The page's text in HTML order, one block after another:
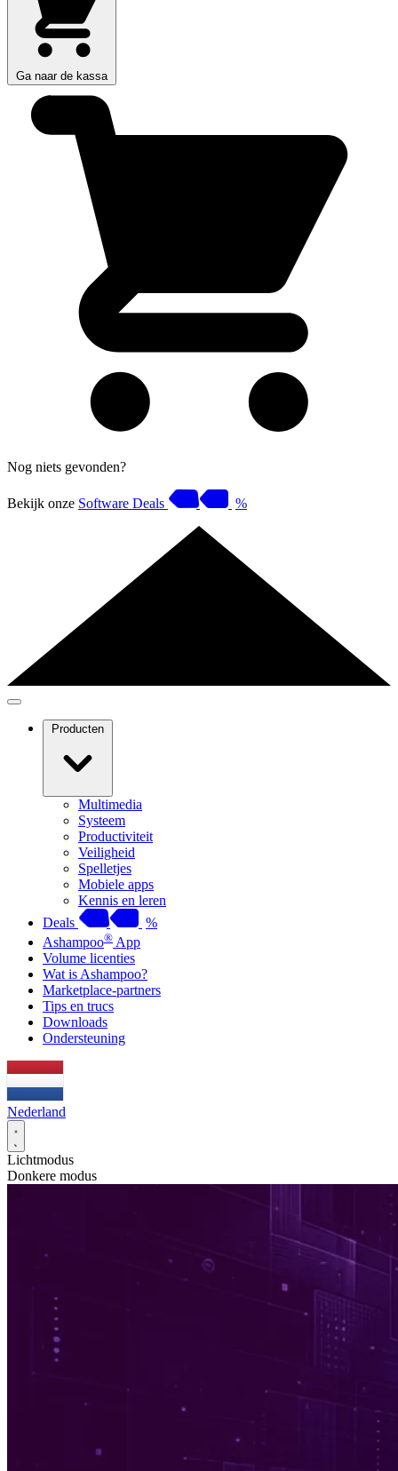
Ga naar de kassa
Nog niets gevonden?
Bekijk onze Software Deals %
Producten
Multimedia
Systeem
Productiviteit
Veiligheid
Spelletjes
Mobiele apps
Kennis en leren
Deals
%
Ashampoo® App
Volume licenties
Wat is Ashampoo?
Marketplace-partners
Tips en trucs
Downloads
Ondersteuning
Nederland
Lichtmodus
Donkere modus